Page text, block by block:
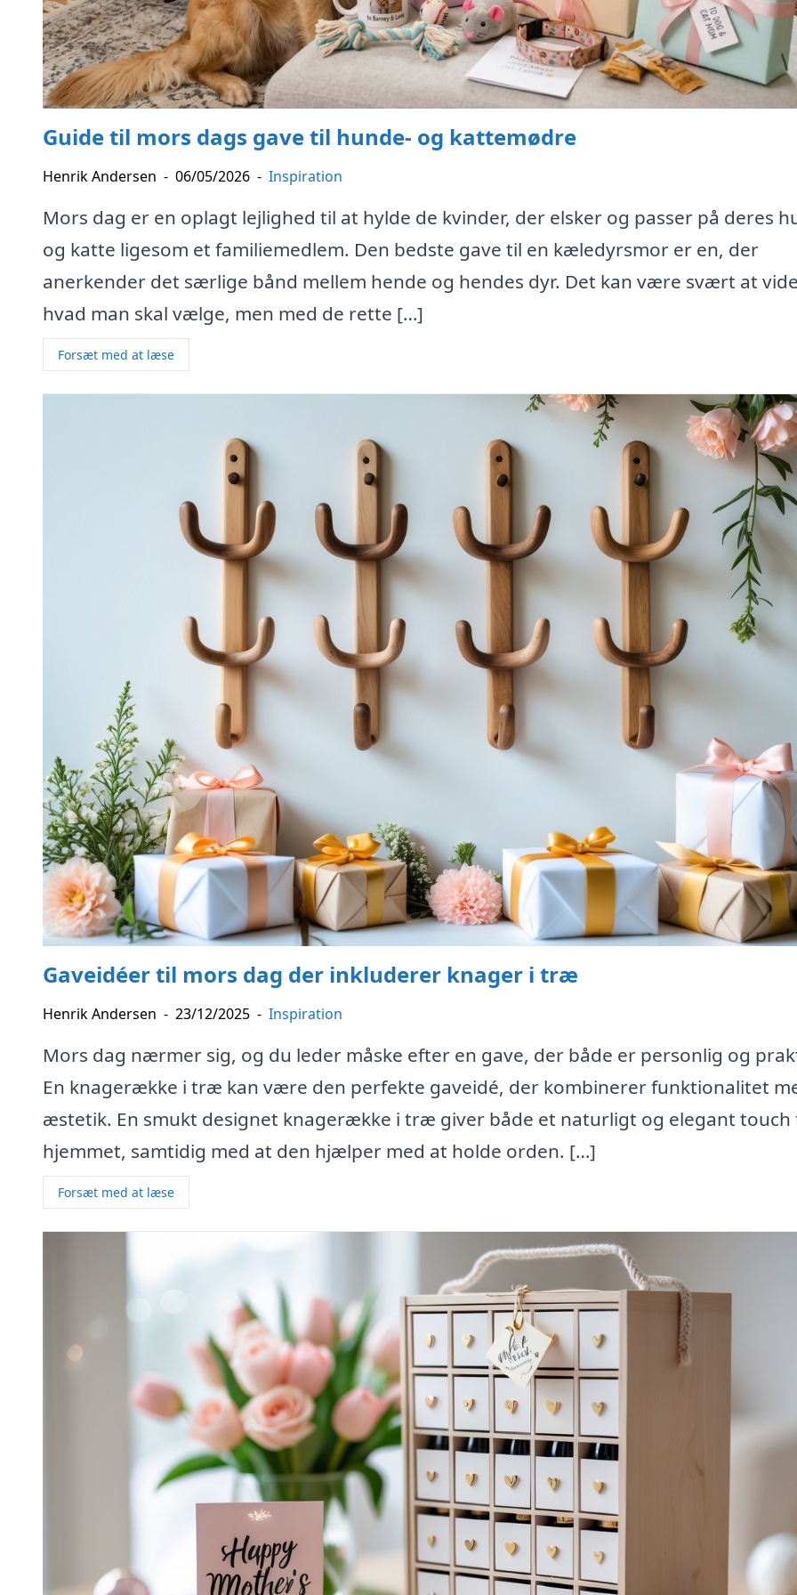
Guide til mors dags gave til hunde- og kattemødre
Henrik Andersen - 06/05/2026 - Inspiration
Mors dag er en oplagt lejlighed til at hylde de kvinder, der elsker og passer på deres
og katte ligesom et familiemedlem. Den bedste gave til en kæledyrsmor er en, der
anerkender det særlige bånd mellem hende og hendes dyr. Det kan være svært at
hvad man skal vælge, men med de rette […]
Forsæt med at læse
Gaveidéer til mors dag der inkluderer knager i træ
Henrik Andersen - 23/12/2025 - Inspiration
Mors dag nærmer sig, og du leder måske efter en gave, der både er personlig og
En knagerække i træ kan være den perfekte gaveidé, der kombinerer funktionalitet
æstetik. En smukt designet knagerække i træ giver både et naturligt og elegant touch
hjemmet, samtidig med at den hjælper med at holde orden. […]
Forsæt med at læse